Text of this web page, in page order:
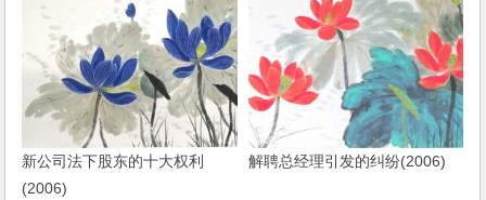
新公司法下股东的十大权利
(2006)
解聘总经理引发的纠纷(2006)